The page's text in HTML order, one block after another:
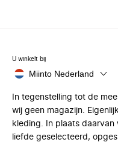
U winkelt bij
Miinto Nederland
In tegenstelling tot de
wij geen magazijn.
kleding. In plaats
liefde geselecteerd,